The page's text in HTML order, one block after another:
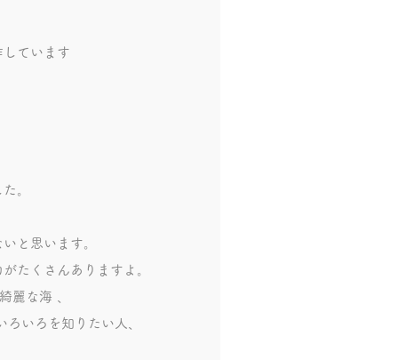
ています
した。
。
ないと思います。
たくさんありますよ。
麗な海 、
いろを知りたい人、